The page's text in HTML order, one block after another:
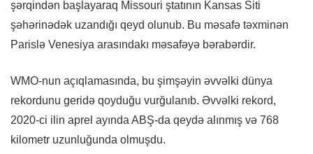
şərqindən başlayaraq Missouri ştatının Kansas Siti
şəhərinədək uzandığı qeyd olunub. Bu məsafə təxminən
Parislə Venesiya arasındakı məsafəyə bərabərdir.
WMO-nun açıqlamasında, bu şimşəyin əvvəlki dünya
rekordunu geridə qoyduğu vurğulanıb. Əvvəlki rekord,
2020-ci ilin aprel ayında ABŞ-da qeydə alınmış və 768
kilometr uzunluğunda olmuşdu.